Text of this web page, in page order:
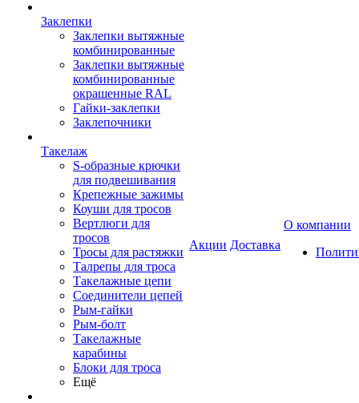
Заклепки
Заклепки вытяжные
комбинированные
Заклепки вытяжные
комбинированные
окрашенные RAL
Гайки-заклепки
Заклепочники
Такелаж
S-образные крючки
для подвешивания
Крепежные зажимы
Коуши для тросов
Вертлюги для
тросов
Тросы для растяжки
Талрепы для троса
Такелажные цепи
Соединители цепей
Рым-гайки
Рым-болт
Такелажные
карабины
Блоки для троса
Ещё
Акции Доставка
О компании